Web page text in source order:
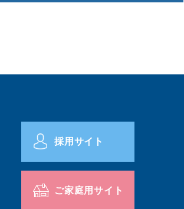
採用サイト
ご家庭用サイト